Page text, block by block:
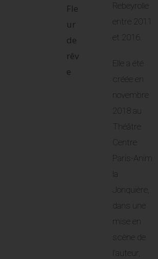
Rebeyrolle
entre 2011
et 2016.
Elle a été
créée en
novembre
2018 au
Théâtre
Centre
Paris-Anim
la
Jonquière,
dans une
mise en
scène de
l’auteur,